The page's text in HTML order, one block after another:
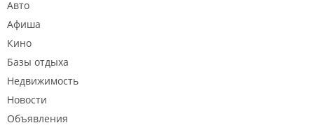
Авто
Афиша
Кино
Базы отдыха
Недвижимость
Новости
Объявления